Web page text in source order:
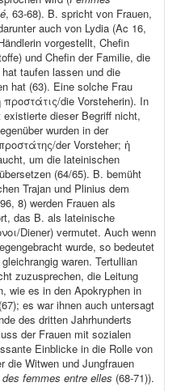
, 63-68). B. spricht von Frauen,
auch von Lydia (Ac 16,
vorgestellt, Chefin
und Chefin der Familie, die
taufen lassen und die
hat (63). Eine solche Frau
προστάτις/die Vorsteherin). In
dieser Begriff nicht,
wurden in der
der Vorsteher; ἡ
um die lateinischen
(64/65). B. bemüht
Trajan und Plinius dem
8) werden Frauen als
das B. als lateinische
Diener) vermutet. Auch wenn
wurde, so bedeutet
waren. Tertullian
zuzusprechen, die Leitung
wie es in den Apokryphen in
es war ihnen auch untersagt
des dritten Jahrhunderts
der Frauen mit sozialen
Einblicke in die Rolle von
die Witwen und Jungfrauen
femmes entre elles (68-71)).